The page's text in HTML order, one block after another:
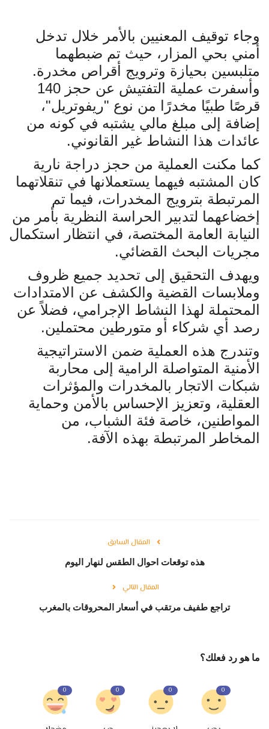
وجاء توقيف المعنيين بالأمر خلال تدخل
أمني بحي المزار، حيث تم ضبطهما
متلبسين بحيازة وترويج أقراص مخدرة.
وأسفرت عملية التفتيش عن حجز 140
قرصًا طبيًا مخدرًا من نوع "ريفوتريل"،
إضافة إلى مبلغ مالي يشتبه في كونه من
عائدات هذا النشاط غير القانوني.
كما مكنت العملية من حجز دراجة نارية
كان المشتبه فيهما يستعملانها في تنقلاتهما
المرتبطة بترويج المخدرات، فيما تم
إخضاعهما لتدبير الحراسة النظرية بأمر من
النيابة العامة المختصة، في انتظار استكمال
مجريات البحث القضائي.
ويهدف التحقيق إلى تحديد جميع ظروف
وملابسات القضية والكشف عن الامتدادات
المحتملة لهذا النشاط الإجرامي، فضلاً عن
رصد أي شركاء أو متورطين محتملين.
وتندرج هذه العملية ضمن الاستراتيجية
الأمنية المتواصلة الرامية إلى محاربة
شبكات الاتجار بالمخدرات والمؤثرات
العقلية، وتعزيز الإحساس بالأمن وحماية
المواطنين، خاصة فئة الشباب، من
المخاطر المرتبطة بهذه الآفة.
المقال السابق
هذه توقعات احوال الطقس لنهار اليوم
المقال التالي
تراجع طفيف مرتقب في أسعار المحروقات بالمغرب
ما هو رد فعلك؟
0
0
0
0